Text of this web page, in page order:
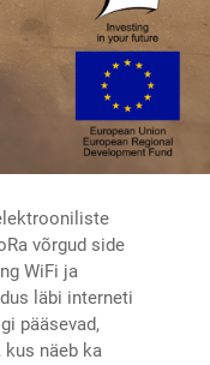
võrgud side
WiFi ja
läbi interneti
pääsevad,
näeb ka